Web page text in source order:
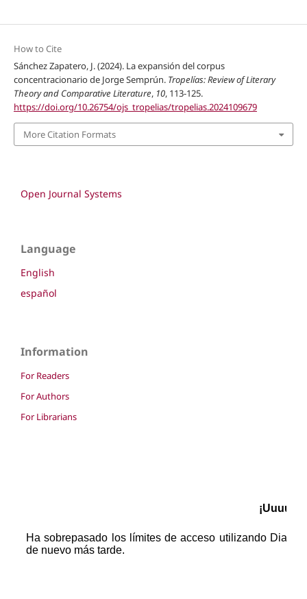
How to Cite
Sánchez Zapatero, J. (2024). La expansión del corpus
concentracionario de Jorge Semprún. Tropelías: Review of Literary
Theory and Comparative Literature, 10, 113-125.
https://doi.org/10.26754/ojs_tropelias/tropelias.2024109679
More Citation Formats
Open Journal Systems
Language
English
español
Information
For Readers
For Authors
For Librarians